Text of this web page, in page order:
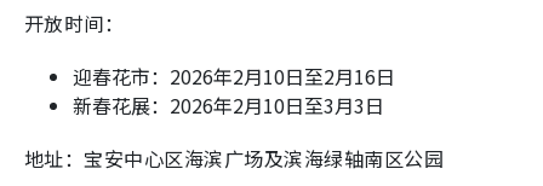
开放时间：
迎春花市：2026年2月10日至2月16日
新春花展：2026年2月10日至3月3日
地址：宝安中心区海滨广场及滨海绿轴南区公园